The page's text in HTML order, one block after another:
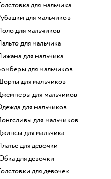
Толстовка для мальчика
Рубашки для мальчиков
Поло для мальчиков
Пальто для мальчика
Пижама для мальчика
Бомберы для мальчиков
Шорты для мальчиков
Джемперы для мальчиков
Одежда для мальчиков
Лонгсливы для мальчиков
Джинсы для мальчика
Платье для девочки
Юбка для девочки
Толстовки для девочек